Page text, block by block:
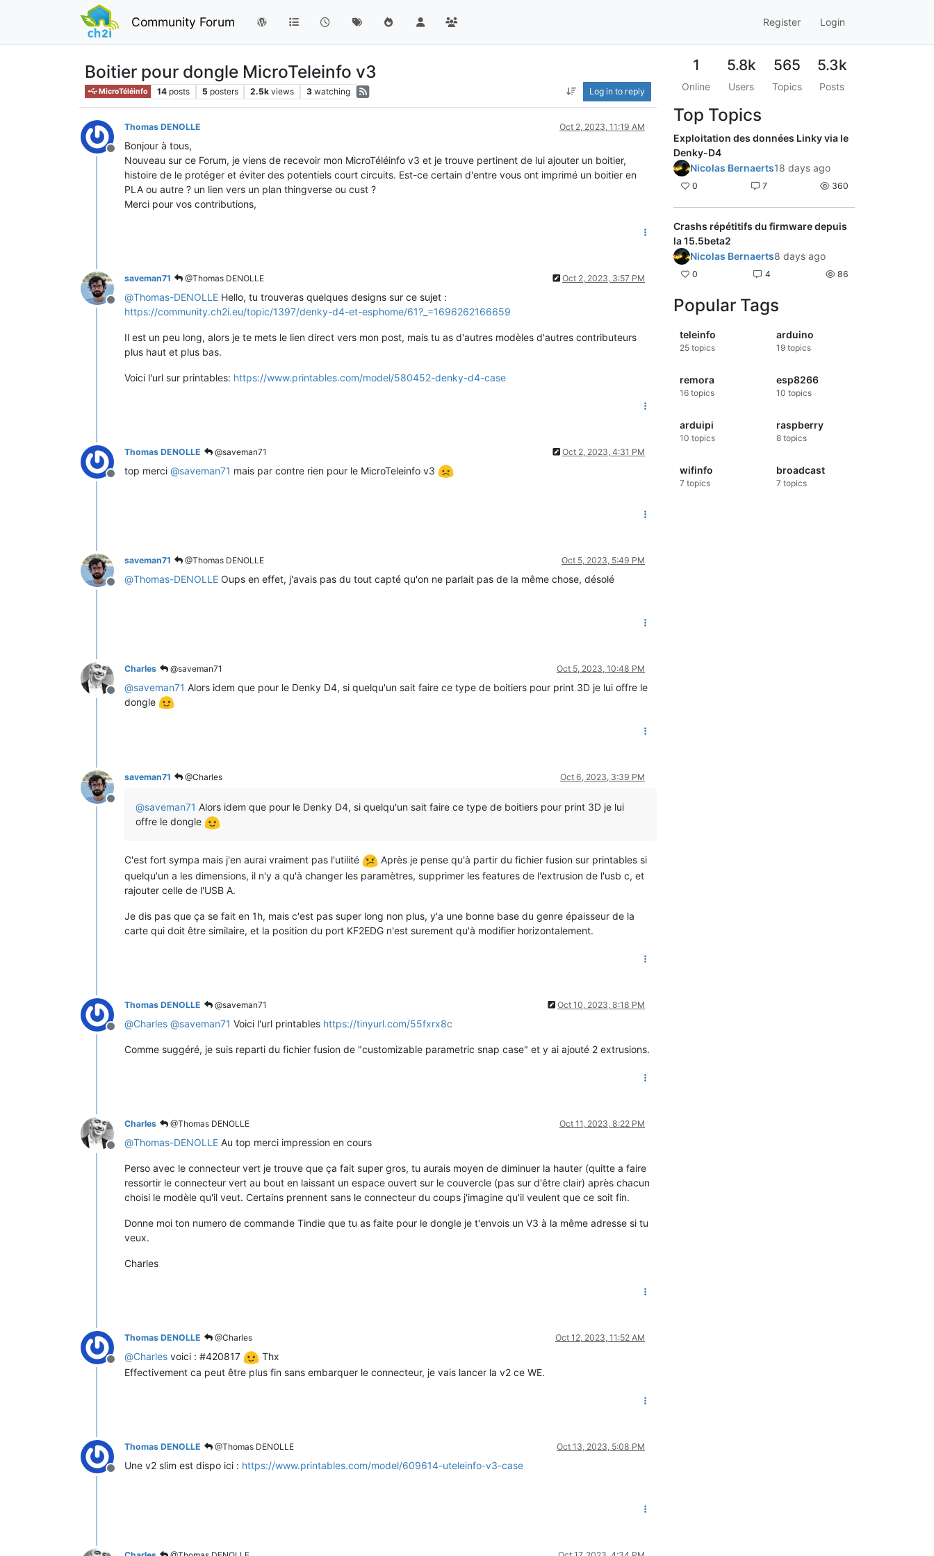
Community Forum Register Login
Boitier pour dongle MicroTeleinfo v3
MicroTéléinfo 14 posts 5 posters 2.5k views 3 watching Log in to reply
Offline
Thomas DENOLLE Oct 2, 2023, 11:19 AM
Bonjour à tous,
Nouveau sur ce Forum, je viens de recevoir mon MicroTéléinfo v3 et je trouve pertinent de lui ajouter un boitier,
histoire de le protéger et éviter des potentiels court circuits. Est-ce certain d'entre vous ont imprimé un boitier en
PLA ou autre ? un lien vers un plan thingverse ou cust ?
Merci pour vos contributions,
Offline
saveman71 @Thomas DENOLLE Oct 2, 2023, 3:57 PM
@Thomas-DENOLLE Hello, tu trouveras quelques designs sur ce sujet :
https://community.ch2i.eu/topic/1397/denky-d4-et-esphome/61?_=1696262166659
Il est un peu long, alors je te mets le lien direct vers mon post, mais tu as d'autres modèles d'autres contributeurs
plus haut et plus bas.
Voici l'url sur printables: https://www.printables.com/model/580452-denky-d4-case
Offline
Thomas DENOLLE @saveman71 Oct 2, 2023, 4:31 PM
top merci @saveman71 mais par contre rien pour le MicroTeleinfo v3
Offline
saveman71 @Thomas DENOLLE Oct 5, 2023, 5:49 PM
@Thomas-DENOLLE Oups en effet, j'avais pas du tout capté qu'on ne parlait pas de la même chose, désolé
Offline
Charles @saveman71 Oct 5, 2023, 10:48 PM
@saveman71 Alors idem que pour le Denky D4, si quelqu'un sait faire ce type de boitiers pour print 3D je lui offre le
dongle
Offline
saveman71 @Charles Oct 6, 2023, 3:39 PM
@saveman71 Alors idem que pour le Denky D4, si quelqu'un sait faire ce type de boitiers pour print 3D je lui
offre le dongle
C'est fort sympa mais j'en aurai vraiment pas l'utilité
Après je pense qu'à partir du fichier fusion sur printables si
quelqu'un a les dimensions, il n'y a qu'à changer les paramètres, supprimer les features de l'extrusion de l'usb c, et
rajouter celle de l'USB A.
Je dis pas que ça se fait en 1h, mais c'est pas super long non plus, y'a une bonne base du genre épaisseur de la
carte qui doit être similaire, et la position du port KF2EDG n'est surement qu'à modifier horizontalement.
Offline
Thomas DENOLLE @saveman71 Oct 10, 2023, 8:18 PM
@Charles @saveman71 Voici l'url printables https://tinyurl.com/55fxrx8c
Comme suggéré, je suis reparti du fichier fusion de "customizable parametric snap case" et y ai ajouté 2 extrusions.
Offline
Charles @Thomas DENOLLE Oct 11, 2023, 8:22 PM
@Thomas-DENOLLE Au top merci impression en cours
Perso avec le connecteur vert je trouve que ça fait super gros, tu aurais moyen de diminuer la hauter (quitte a faire
ressortir le connecteur vert au bout en laissant un espace ouvert sur le couvercle (pas sur d'être clair) après chacun
choisi le modèle qu'il veut. Certains prennent sans le connecteur du coups j'imagine qu'il veulent que ce soit fin.
Donne moi ton numero de commande Tindie que tu as faite pour le dongle je t'envois un V3 à la même adresse si tu
veux.
Charles
Offline
Thomas DENOLLE @Charles Oct 12, 2023, 11:52 AM
@Charles voici : #420817
Thx
Effectivement ca peut être plus fin sans embarquer le connecteur, je vais lancer la v2 ce WE.
Offline
Thomas DENOLLE @Thomas DENOLLE Oct 13, 2023, 5:08 PM
Une v2 slim est dispo ici : https://www.printables.com/model/609614-uteleinfo-v3-case
1
Online
5.8k
Users
565
Topics
5.3k
Posts
Top Topics
Exploitation des données Linky via le
Denky-D4
Nicolas Bernaerts18 days ago
0 7 360
Crashs répétitifs du firmware depuis
la 15.5beta2
Nicolas Bernaerts8 days ago
0 4 86
Popular Tags
teleinfo
25 topics
arduino
19topics
remora
16 topics
esp8266
10 topics
arduipi
10 topics
raspberry
8topics
wifinfo
7 topics
broadcast
7 topics